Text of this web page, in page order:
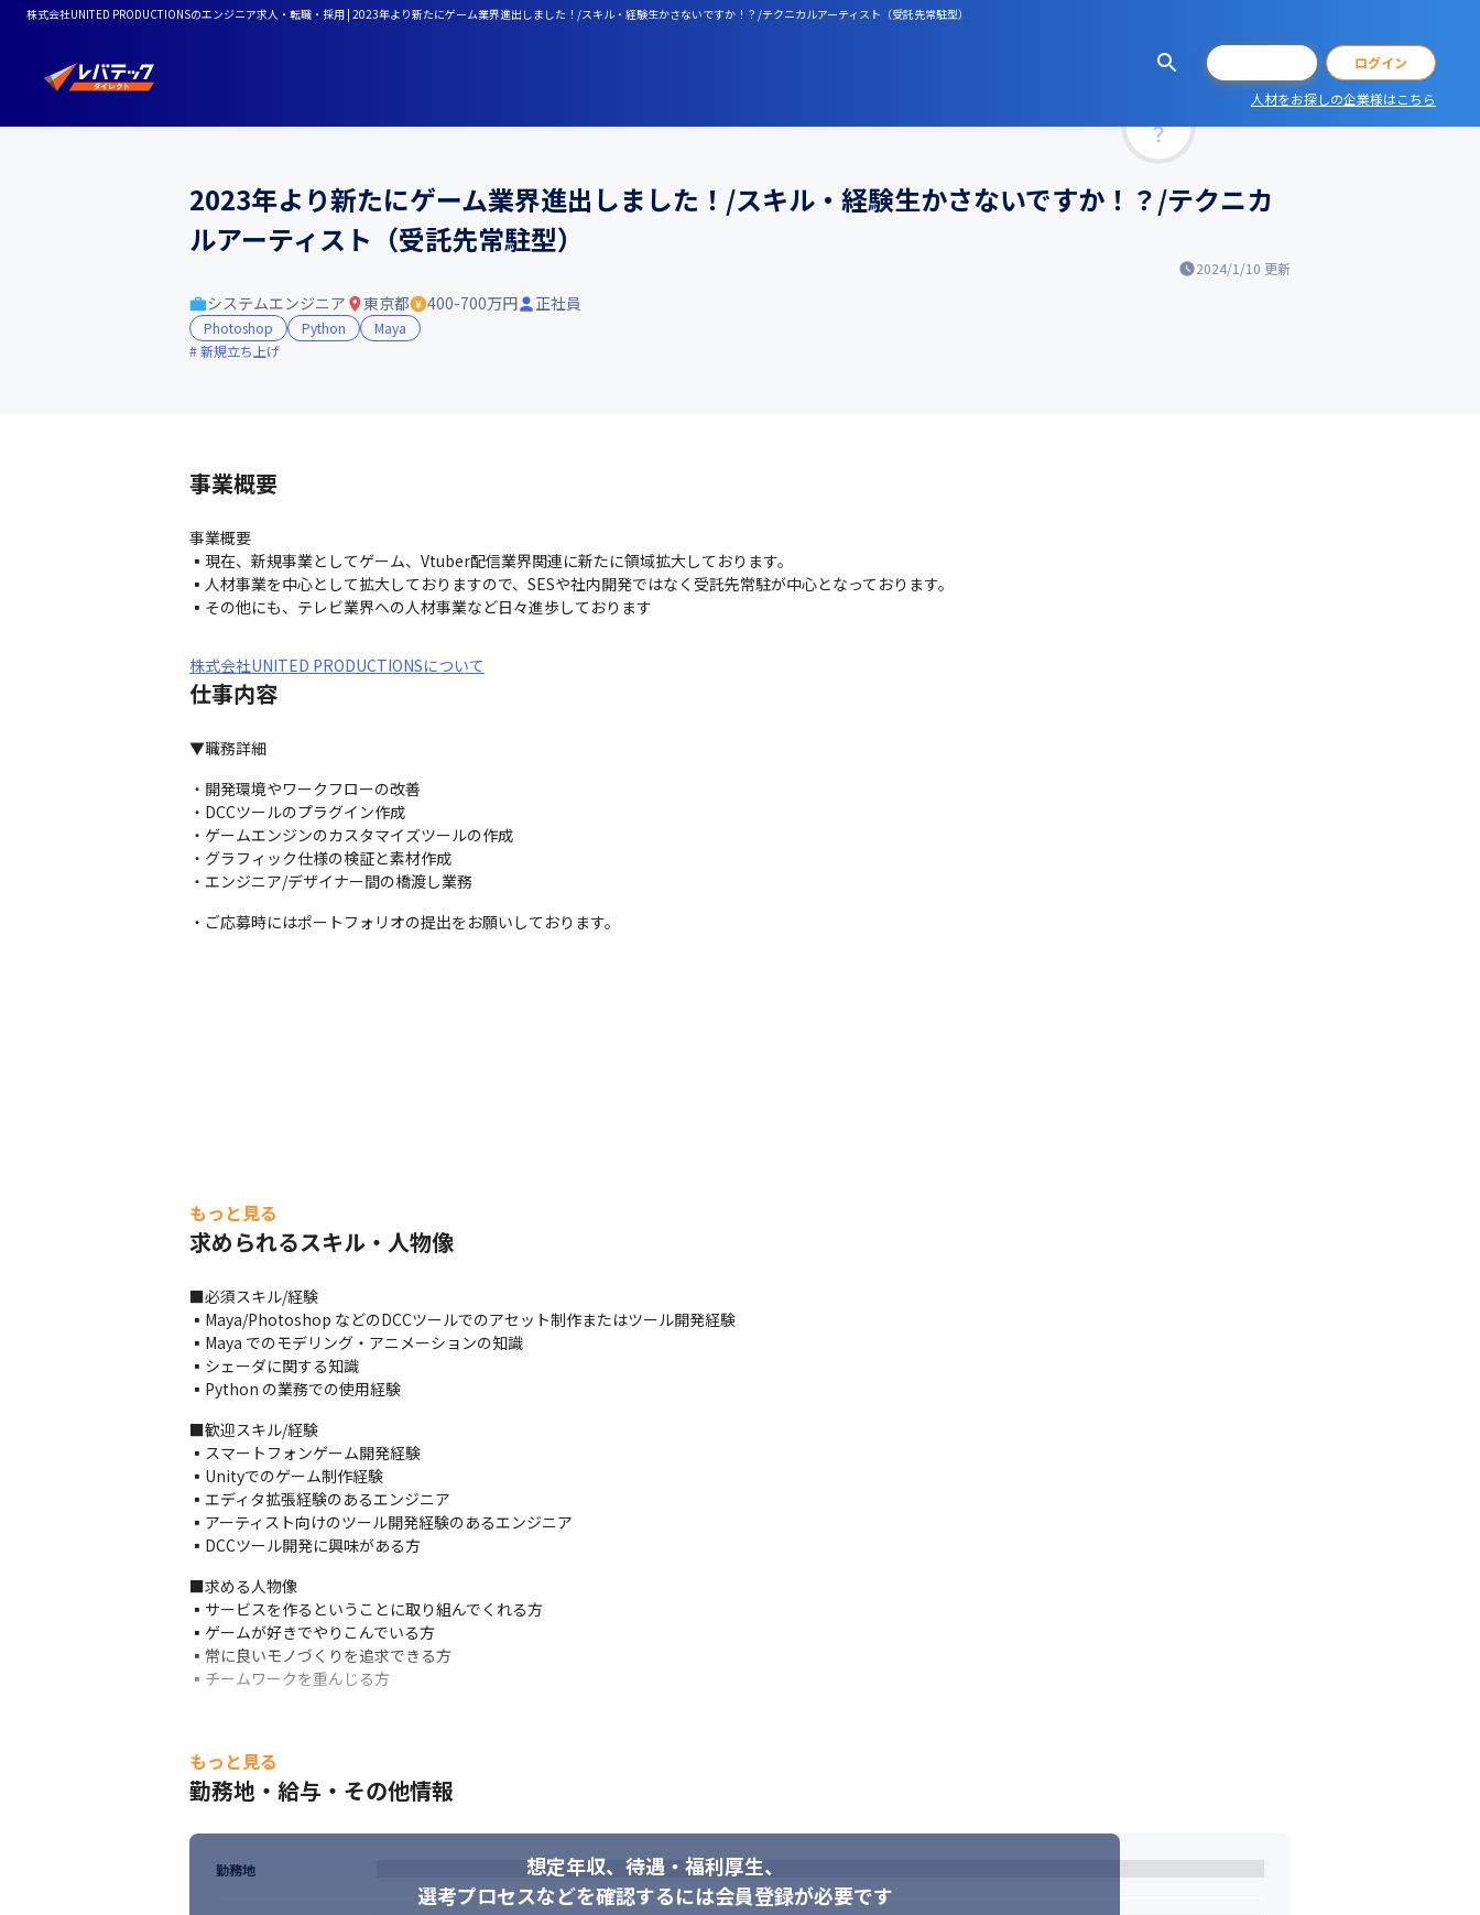
株式会社UNITED PRODUCTIONSのエンジニア求人・転職・採用 | 2023年より新たにゲーム業界進出しました！/スキル・経験生かさないですか！？/テクニカルアーティスト（受託先常駐型）
ログイン
人材をお探しの企業様はこちら
2023年より新たにゲーム業界進出しました！/スキル・経験生かさないですか！？/テクニカ
ルアーティスト（受託先常駐型）
2024/1/10 更新
システムエンジニア 東京都 400-700万円 正社員
Photoshop Python
Maya
新規立ち上げ
事業概要
事業概要
▪️現在、新規事業としてゲーム、Vtuber配信業界関連に新たに領域拡大しております。
▪️人材事業を中心として拡大しておりますので、SESや社内開発ではなく受託先常駐が中心となっております。
▪️その他にも、テレビ業界への人材事業など日々進歩しております
株式会社UNITED PRODUCTIONSについて
仕事内容
▼職務詳細
・開発環境やワークフローの改善
・DCCツールのプラグイン作成
・ゲームエンジンのカスタマイズツールの作成
・グラフィック仕様の検証と素材作成
・エンジニア/デザイナー間の橋渡し業務
・ご応募時にはポートフォリオの提出をお願いしております。
もっと見る
求められるスキル・人物像
■必須スキル/経験
▪️Maya/Photoshop などのDCCツールでのアセット制作またはツール開発経験
▪️Maya でのモデリング・アニメーションの知識
▪️シェーダに関する知識
▪️Python の業務での使用経験
■歓迎スキル/経験
▪️スマートフォンゲーム開発経験
▪️Unityでのゲーム制作経験
▪️エディタ拡張経験のあるエンジニア
▪️アーティスト向けのツール開発経験のあるエンジニア
▪️DCCツール開発に興味がある方
■求める人物像
▪️サービスを作るということに取り組んでくれる方
▪️ゲームが好きでやりこんでいる方
▪️常に良いモノづくりを追求できる方
▪️チームワークを重んじる方
もっと見る
勤務地・給与・その他情報
想定年収、待遇・福利厚生、
選考プロセスなどを確認するには会員登録が必要です
勤務地